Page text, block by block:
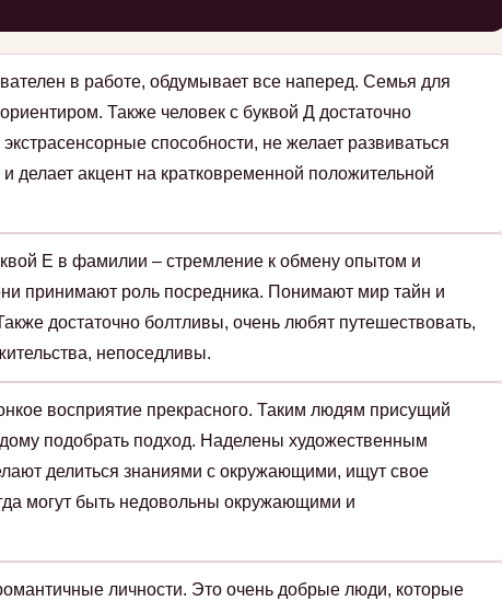
в работе, обдумывает все наперед. Семья для
Также человек с буквой Д достаточно
способности, не желает развиваться
делает акцент на кратковременной положительной
Е в фамилии – стремление к обмену опытом и
принимают роль посредника. Понимают мир тайн и
достаточно болтливы, очень любят путешествовать,
непоседливы.
восприятие прекрасного. Таким людям присущий
подобрать подход. Наделены художественным
делиться знаниями с окружающими, ищут свое
могут быть недовольны окружающими и
личности. Это очень добрые люди, которые